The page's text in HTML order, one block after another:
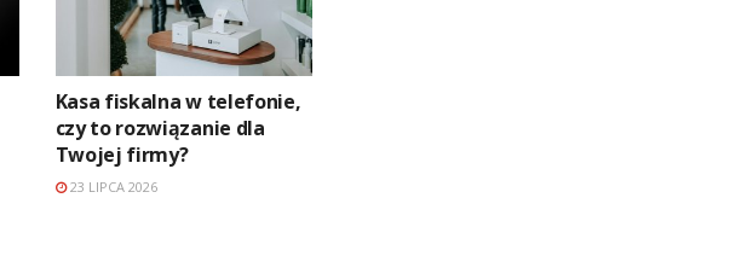
Kasa fiskalna w telefonie,
czy to rozwiązanie dla
Twojej firmy?
23 LIPCA 2026